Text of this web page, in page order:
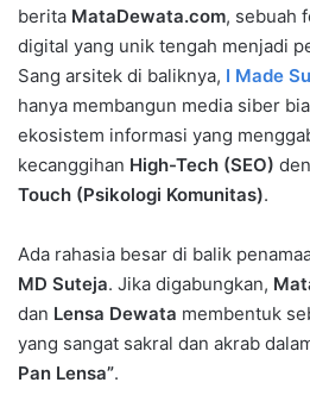
berita MataDewata.com, sebuah
digital yang unik tengah menjadi
Sang arsitek di baliknya, I Made
hanya membangun media siber
ekosistem informasi yang
kecanggihan High-Tech (SEO)
Touch (Psikologi Komunitas).
Ada rahasia besar di balik
MD Suteja. Jika digabungkan,
dan Lensa Dewata membentuk
yang sangat sakral dan akrab
Pan Lensa”.